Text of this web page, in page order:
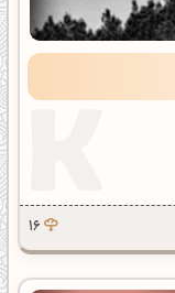
16